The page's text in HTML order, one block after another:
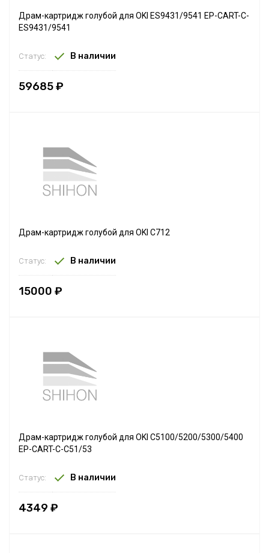
Драм-картридж голубой для OKI ES9431/9541 EP-CART-C-
ES9431/9541
Статус: В наличии
59685 ₽
Драм-картридж голубой для OKI C712
Статус: В наличии
15000 ₽
Драм-картридж голубой для OKI C5100/5200/5300/5400
EP-CART-C-C51/53
Статус: В наличии
4349 ₽